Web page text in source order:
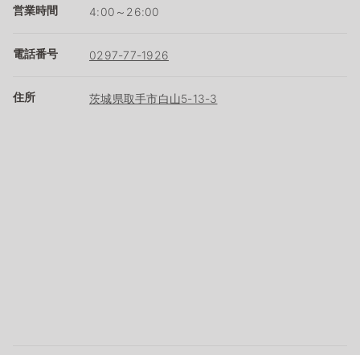
営業時間 4:00～26:00
電話番号 0297-77-1926
住所 茨城県取手市白山5-13-3